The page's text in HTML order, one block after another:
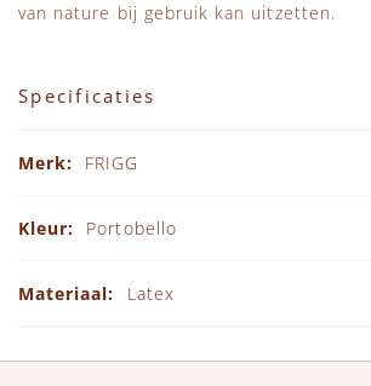
van nature bij gebruik kan uitzetten.
Specificaties
FRIGG
Portobello
Latex